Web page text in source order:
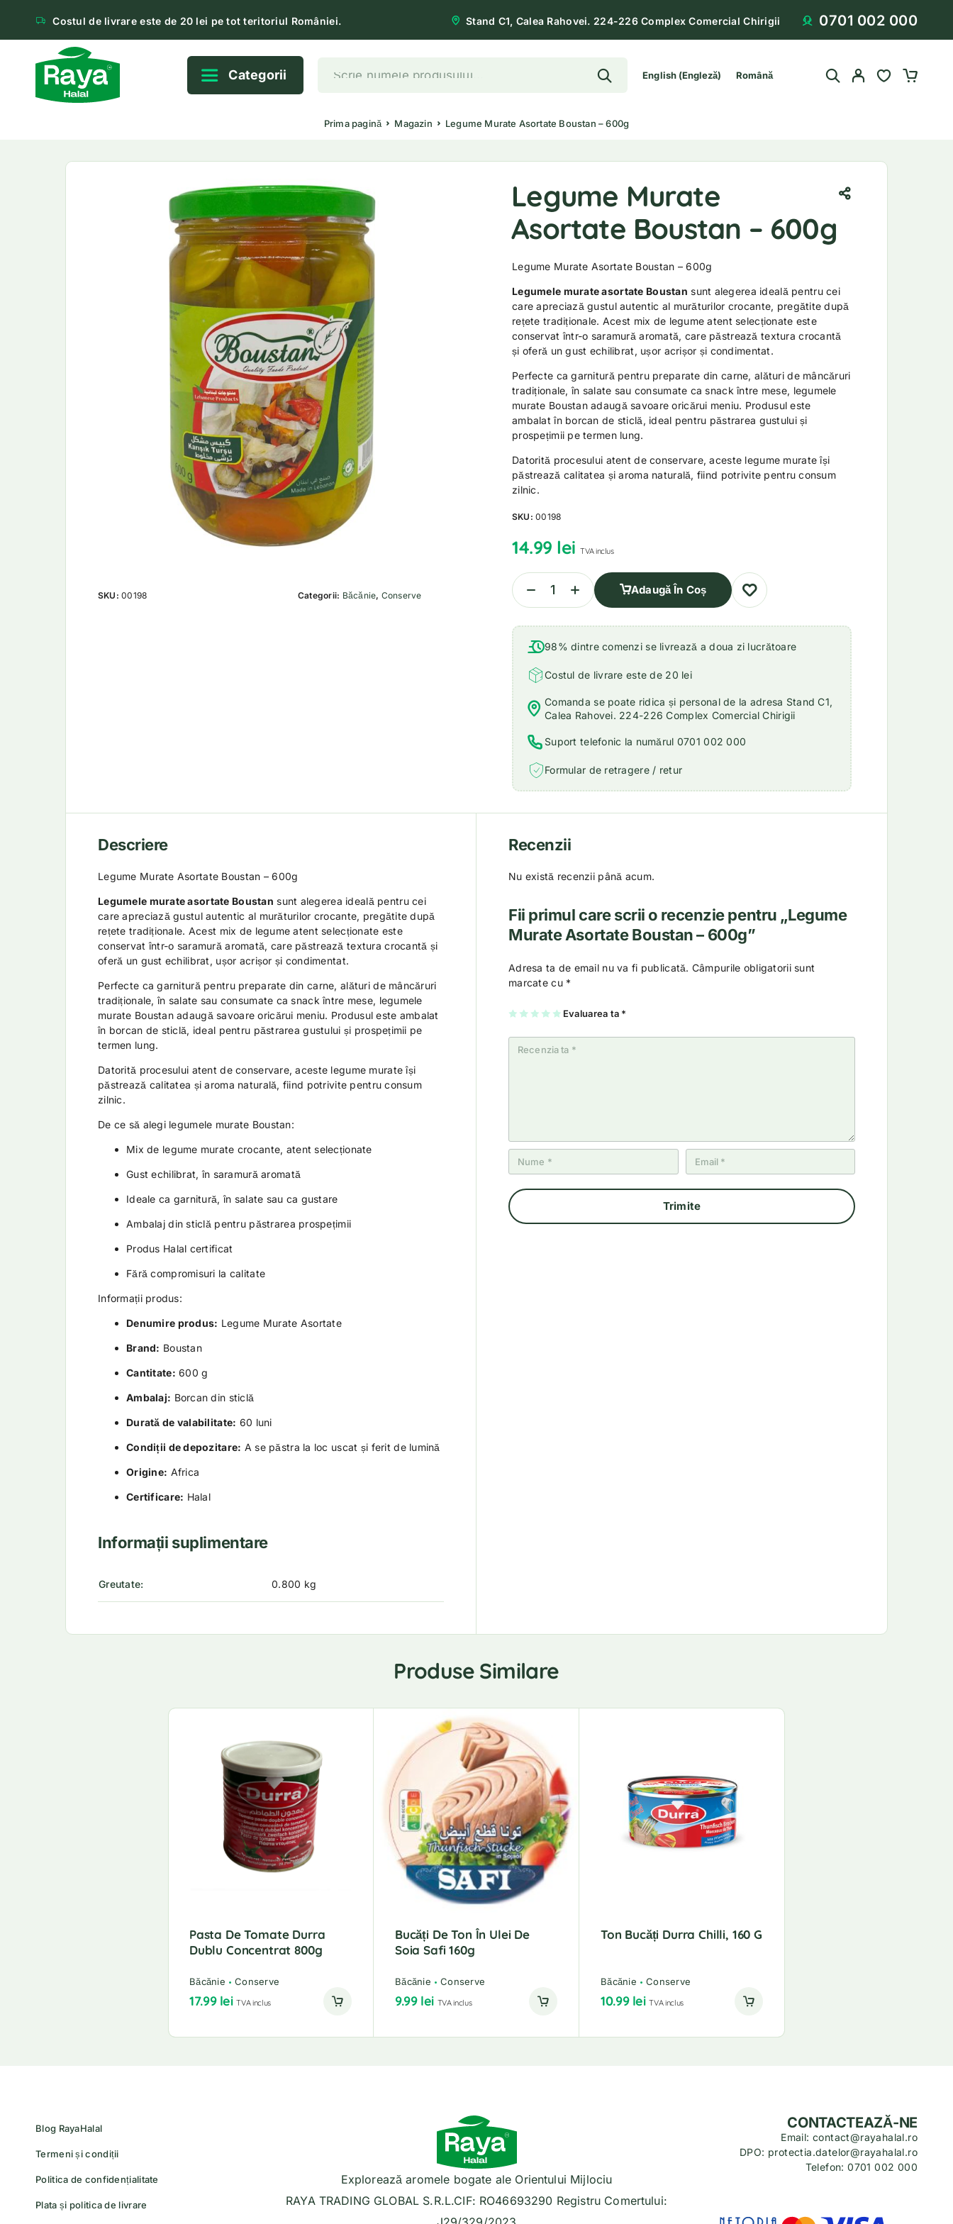
Costul de livrare este de 20 lei pe tot teritoriul României. Stand C1, Calea Rahovei. 224-226 Complex Comercial Chirigii 0701 002 000
Categorii English(Engleză) Română
Prima pagină Magazin Legume Murate Asortate Boustan – 600g
SKU:00198 Categorii: Băcănie, Conserve
Legume Murate
Asortate Boustan – 600g
Legume Murate Asortate Boustan – 600g
Legumele murate asortate Boustan sunt alegerea ideală pentru cei
care apreciază gustul autentic al murăturilor crocante, pregătite după
rețete tradiționale. Acest mix de legume atent selecționate este
conservat într-o saramură aromată, care păstrează textura crocantă
și oferă un gust echilibrat, ușor acrișor și condimentat.
Perfecte ca garnitură pentru preparate din carne, alături de mâncăruri
tradiționale, în salate sau consumate ca snack între mese, legumele
murate Boustan adaugă savoare oricărui meniu. Produsul este
ambalat în borcan de sticlă, ideal pentru păstrarea gustului și
prospețimii pe termen lung.
Datorită procesului atent de conservare, aceste legume murate își
păstrează calitatea și aroma naturală, fiind potrivite pentru consum
zilnic.
SKU:00198
14.99 lei TVA inclus
Adaugă În Coș
98% dintre comenzi se livrează a doua zi lucrătoare
Costul de livrare este de 20 lei
Comanda se poate ridica și personal de la adresa Stand C1,
Calea Rahovei. 224-226 Complex Comercial Chirigii
Suport telefonic la numărul 0701 002 000
Formular de retragere / retur
Descriere
Legume Murate Asortate Boustan – 600g
Legumele murate asortate Boustan sunt alegerea ideală pentru cei
care apreciază gustul autentic al murăturilor crocante, pregătite după
rețete tradiționale. Acest mix de legume atent selecționate este
conservat într-o saramură aromată, care păstrează textura crocantă și
oferă un gust echilibrat, ușor acrișor și condimentat.
Perfecte ca garnitură pentru preparate din carne, alături de mâncăruri
tradiționale, în salate sau consumate ca snack între mese, legumele
murate Boustan adaugă savoare oricărui meniu. Produsul este ambalat
în borcan de sticlă, ideal pentru păstrarea gustului și prospețimii pe
termen lung.
Datorită procesului atent de conservare, aceste legume murate își
păstrează calitatea și aroma naturală, fiind potrivite pentru consum
zilnic.
De ce să alegi legumele murate Boustan:
Mix de legume murate crocante, atent selecționate
Gust echilibrat, în saramură aromată
Ideale ca garnitură, în salate sau ca gustare
Ambalaj din sticlă pentru păstrarea prospețimii
Produs Halal certificat
Fără compromisuri la calitate
Informații produs:
Denumire produs: Legume Murate Asortate
Brand: Boustan
Cantitate: 600 g
Ambalaj: Borcan din sticlă
Durată de valabilitate: 60 luni
Condiții de depozitare: A se păstra la loc uscat și ferit de lumină
Origine: Africa
Certificare: Halal
Informații suplimentare
Greutate 0.800 kg
Recenzii
Nu există recenzii până acum.
Fii primul care scrii o recenzie pentru „Legume
Murate Asortate Boustan – 600g”
Adresa ta de email nu va fi publicată. Câmpurile obligatorii sunt
marcate cu *
Evaluarea ta *
U
n
2
5
st
el
3
5
st
el
4
5
st
el
5
5
st
el
Produse Similare
Pasta De Tomate Durra
Dublu Concentrat 800g
Băcănie Conserve
17.99 lei TVA inclus
Bucăți De Ton În Ulei De
Soia Safi 160g
Băcănie Conserve
9.99 lei TVA inclus
Ton Bucăți Durra Chilli, 160 G
Băcănie Conserve
10.99 lei TVA inclus
Blog RayaHalal
Termeni și condiții
Politica de confidențialitate
Plata și politica de livrare
Explorează aromele bogate ale Orientului Mijlociu
RAYA TRADING GLOBAL S.R.L.CIF: RO46693290 Registru Comertului:
CONTACTEAZĂ-NE
Email: contact@rayahalal.ro
DPO: protectia.datelor@rayahalal.ro
Telefon: 0701 002 000